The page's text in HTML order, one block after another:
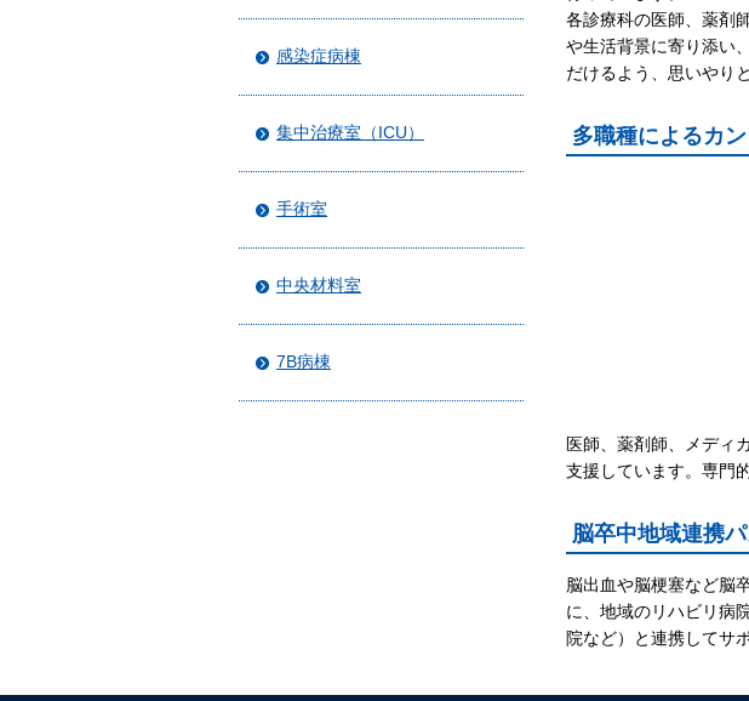
感染症病棟
集中治療室（ICU）
手術室
中央材料室
7B病棟
各診療科の医師、薬剤
や生活背景に寄り添い
だけるよう、思いやり
多職種によるカ
医師、薬剤師、メディ
支援しています。専門
脳卒中地域連携
脳出血や脳梗塞など脳
に、地域のリハビリ病
院など）と連携してサ